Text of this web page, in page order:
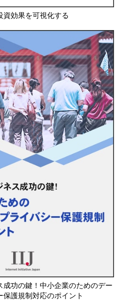
資効果を可視化する
成功の鍵！中小企業のためのデー
保護規制対応のポイント